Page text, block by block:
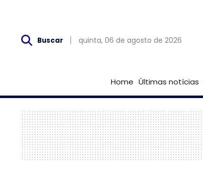
Buscar quinta, 06 de agosto de 2026
Home Últimas notícias